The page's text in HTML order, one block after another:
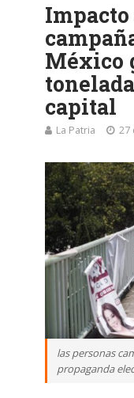
México
capital
La Patria 27
las personas
propaganda